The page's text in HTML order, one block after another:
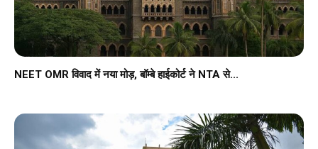
NEET OMR विवाद में नया मोड़, बॉम्बे हाईकोर्ट ने NTA से...